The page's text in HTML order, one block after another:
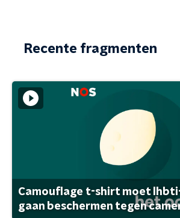
Recente fragmenten
Camouflage t-shirt moet
gaan beschermen tegen